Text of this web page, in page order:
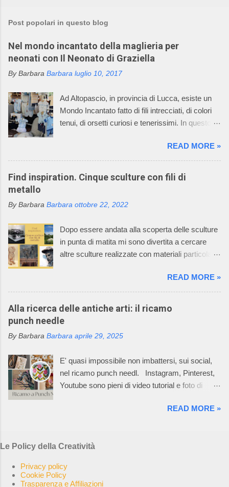
Post popolari in questo blog
Nel mondo incantato della maglieria per
neonati con Il Neonato di Graziella
By Barbara Barbara luglio 10, 2017
Ad Altopascio, in provincia di Lucca, esiste un
Mondo Incantato fatto di fili intrecciati, di colori
tenui, di orsetti curiosi e tenerissimi. In questo
artigiani, che lavorano i fili con la maglieria e con
l’uncinetto, creando dei deliziosi vestitini per
bambini. Questo mondo incantato è il sogno,
avverato, della signora Graziella, che dal 1968
per il mondo dei bambini. Oggi l’azienda della
diventata leader nel settore “maglieria esterna
diminuita” e il suo mondo incantato ha
affascinato anche tutti i componenti della sua
capi dell’azienda consiste nell’utilizzare
macchinari, che permettono di realizzare ogni
singolo pezzo del prodotto già nella taglia
desiderata e non un rettangolo di maglia dal
quale tagliare le varie parti per poi assemblarle.
READ MORE »
Find inspiration. Cinque sculture con fili di
metallo
By Barbara Barbara ottobre 22, 2022
Dopo essere andata alla scoperta delle sculture
in punta di matita mi sono divertita a cercare
altre sculture realizzate con materiali particolari.
diventare un'opera d'arte. Il mio racconto non
può non partire dalla materia prima: il metallo è
un elemento chimico caratterizzato da alto
elevata. L’uso dei metalli, dalla produzione di
aventi valore espressivo autonomo, è diffuso fin
dalle civiltà più antiche. Le tecniche di
lavorazione sono elaborate in un lento processo,
lamine di metallo giunge alle tecniche di fusione,
di espressione artistica, nella realizzazione di
opere di scultura. Ho selezionato 5 opere, di
altrettanti artisti, che in qualche modo hann...
READ MORE »
Alla ricerca delle antiche arti: il ricamo
punch needle
By Barbara Barbara aprile 29, 2025
E' quasi impossibile non imbattersi, sui social,
nel ricamo punch needl. Instagram, Pinterest,
Youtube sono pieni di video tutorial e foto di
sembra, facilissimi da realizzare. Oggi, la
creatività e slow craft, risuonano con una nuova
I creativi di tutto il mondo stanno sperimentando
le possibilità del punch needle, come hobby,
READ MORE »
Le Policy della Creatività
Privacy policy
Cookie Policy
Trasparenza e Affiliazioni